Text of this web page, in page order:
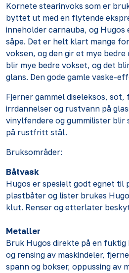
Kornete stearinvoks som er
byttet ut med en flytende
inneholder carnauba, og Hugos
såpe. Det er helt klart mange
voksen, og den gir et mye
blir mye bedre vokset, og det
glans. Den gode gamle vaske-
Fjerner gammel diseleksos,
irrdannelser og rustvann på
vinylfendere og gummilister blir
på rustfritt stål.
Bruksområder:
Båtvask
Hugos er spesielt godt egnet til
plastbåter og lister brukes
klut. Renser og etterlater
Metaller
Bruk Hugos direkte på en
og rensing av maskindeler,
spann og bokser, oppussing av